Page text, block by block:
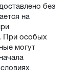
без
на
При особых
могут